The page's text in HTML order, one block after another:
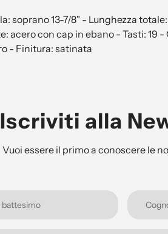
soprano 13-7/8" - Lunghezza
con cap in ebano - Tasti: 19
- Finitura: satinata
Iscriviti alla
Vuoi essere il primo a conoscere le